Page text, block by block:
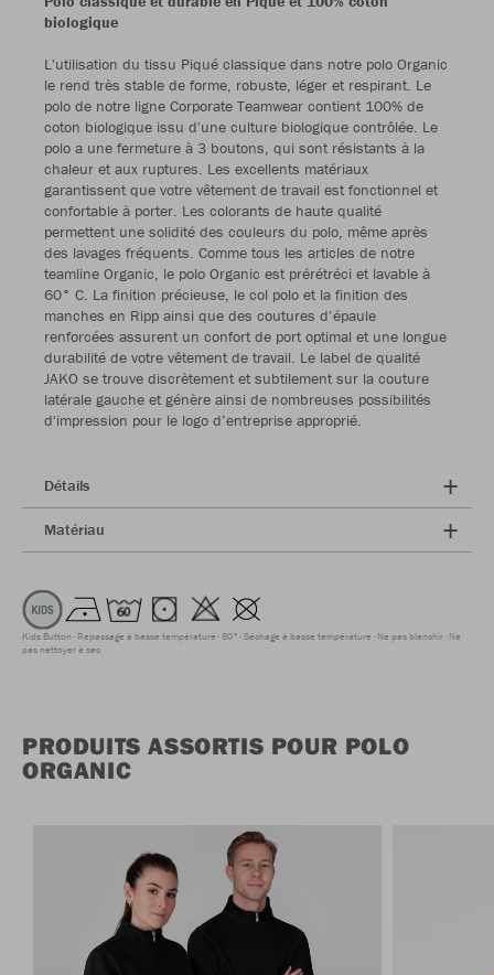
biologique
L'utilisation du tissu Piqué classique dans notre polo Organic
le rend très stable de forme, robuste, léger et respirant. Le
polo de notre ligne Corporate Teamwear contient 100% de
coton biologique issu d'une culture biologique contrôlée. Le
polo a une fermeture à 3 boutons, qui sont résistants à la
chaleur et aux ruptures. Les excellents matériaux
garantissent que votre vêtement de travail est fonctionnel et
confortable à porter. Les colorants de haute qualité
permettent une solidité des couleurs du polo, même après
des lavages fréquents. Comme tous les articles de notre
teamline Organic, le polo Organic est prérétréci et lavable à
60° C. La finition précieuse, le col polo et la finition des
manches en Ripp ainsi que des coutures d’épaule
renforcées assurent un confort de port optimal et une longue
durabilité de votre vêtement de travail. Le label de qualité
JAKO se trouve discrètement et subtilement sur la couture
latérale gauche et génère ainsi de nombreuses possibilités
d'impression pour le logo d’entreprise approprié.
Détails
Matériau
Kids Button Repassage à basse température 60° Séchage à basse température Ne pas blanchir Ne
pas nettoyer à sec
PRODUITS ASSORTIS POUR POLO
ORGANIC